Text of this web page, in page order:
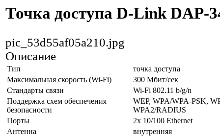
Точка доступа D-Link DAP-
pic_53d55af05a210.jpg
Описание
Тип
точка доступа
Максимальная скорость (Wi-Fi)
300 Мбит/сек
Стандарты связи
Wi-Fi 802.11 b/g/n
Поддержка схем обеспечения
безопасности
WEP, WPA/WPA-PSK,
WPA2/RADIUS
Порты
2x 10/100 Ethernet
Антенна
внутренняя